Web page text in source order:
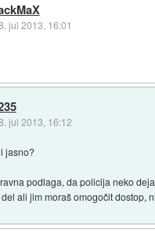
jul 2013, 16:01
jul 2013, 16:12
jasno?
podlaga, da policija neko
ali jim moraš omogočit dostop,